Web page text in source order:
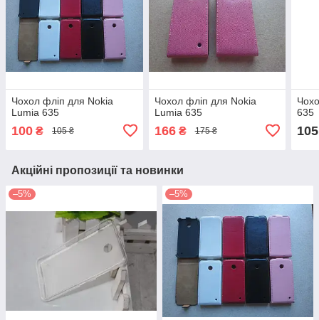
Чохол фліп для Nokia
Lumia 635
100 ₴ 105 ₴
Чохол фліп для Nokia
Lumia 635
166₴ 175 ₴
635
105
Акційні пропозиції та новинки
–5% –5%